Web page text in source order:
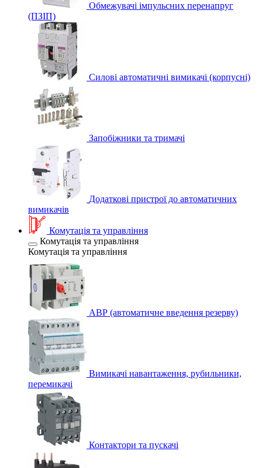
Обмежувачі імпульсних перенапруг
(ПЗІП)
Силові автоматичні вимикачі (корпусні)
Запобіжники та тримачі
Додаткові пристрої до автоматичних
вимикачів
Комутація та управління
Комутація та управління
Комутація та управління
АВР (автоматичне введення резерву)
Вимикачі навантаження, рубильники,
перемикачі
Контактори та пускачі